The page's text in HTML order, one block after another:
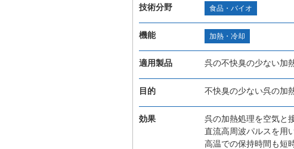
技術分野 食品・バイオ
機能 加熱・冷却
適用製品 呉の不快臭の少ない加
目的 不快臭の少ない呉の加
効果
呉の加熱処理を空気と
直流高周波パルスを用
高温での保持時間も短